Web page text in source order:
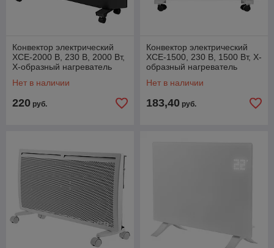
Конвектор электрический
XCE-2000 B, 230 В, 2000 Вт,
X-образный нагреватель
Нет в наличии
220 руб.
Конвектор электрический
XCE-1500, 230 В, 1500 Вт, X-
образный нагреватель
Нет в наличии
183,40 руб.